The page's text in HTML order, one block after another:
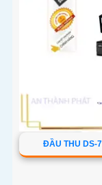
ĐẦU THU DS-